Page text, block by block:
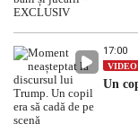
17:00
VIDEO
Un